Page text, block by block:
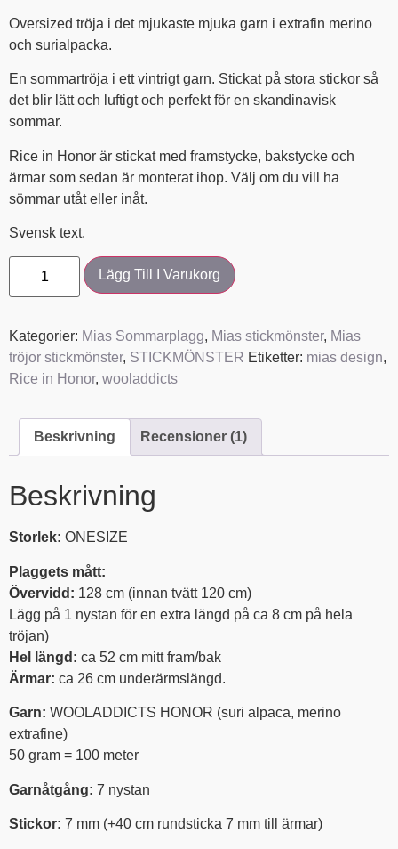
Oversized tröja i det mjukaste mjuka garn i extrafin merino
och surialpacka.
En sommartröja i ett vintrigt garn. Stickat på stora stickor så
det blir lätt och luftigt och perfekt för en skandinavisk
sommar.
Rice in Honor är stickat med framstycke, bakstycke och
ärmar som sedan är monterat ihop. Välj om du vill ha
sömmar utåt eller inåt.
Svensk text.
Lägg Till I Varukorg
Kategorier: Mias Sommarplagg, Mias stickmönster, Mias
tröjor stickmönster, STICKMÖNSTER Etiketter: mias design,
Rice in Honor, wooladdicts
Beskrivning Recensioner (1)
Beskrivning
Storlek: ONESIZE
Plaggets mått:
Övervidd: 128 cm (innan tvätt 120 cm)
Lägg på 1 nystan för en extra längd på ca 8 cm på hela
tröjan)
Hel längd: ca 52 cm mitt fram/bak
Ärmar: ca 26 cm underärmslängd.
Garn: WOOLADDICTS HONOR (suri alpaca, merino
extrafine)
50 gram = 100 meter
Garnåtgång: 7 nystan
Stickor: 7 mm (+40 cm rundsticka 7 mm till ärmar)